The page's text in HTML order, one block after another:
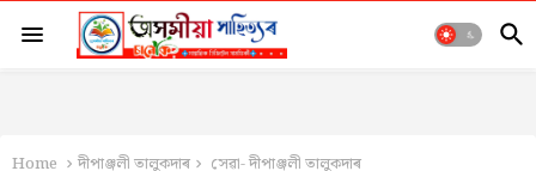
Home দীপাঞ্জলী তালুকদাৰ সেৱা- দীপাঞ্জলী তালুকদাৰ